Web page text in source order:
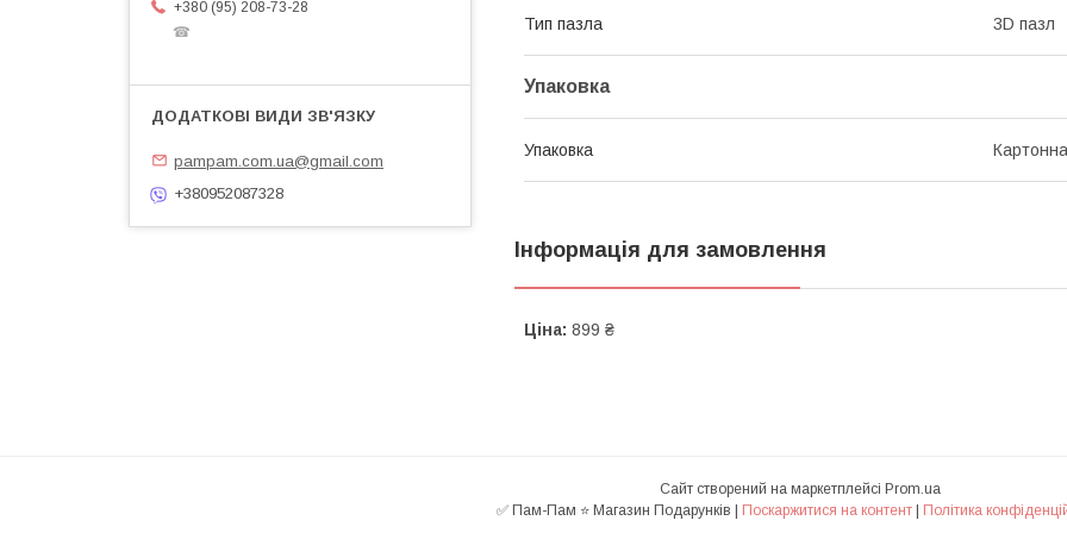
Тип пазла 3D пазл
Упаковка
Упаковка
Інформація для замовлення
Ціна: 899 ₴
+380 (95) 208-73-28
☎
pampam.com.ua@gmail.com
+380952087328
Сайт створений на маркетплейсі Prom.ua
Поскаржитися на контент Політика